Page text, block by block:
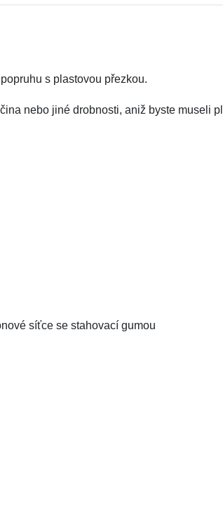
s plastovou přezkou.
nebo jiné drobnosti, aniž byste museli
síťce se stahovací gumou